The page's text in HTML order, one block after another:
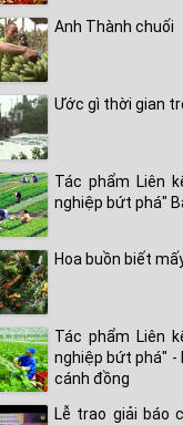
Anh Thành chuối
Ước gì thời gian
Tác phẩm Liên
nghiệp bứt phá"
Hoa buồn biết
Tác phẩm Liên
nghiệp bứt phá" -
cánh đồng
Lễ trao giải báo